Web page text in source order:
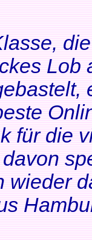
Lob
für die
wieder